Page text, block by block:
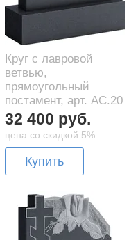
Круг с лавровой
ветвью,
прямоугольный
постамент, арт. AC.20
32 400 руб.
цена со скидкой 5%
Купить